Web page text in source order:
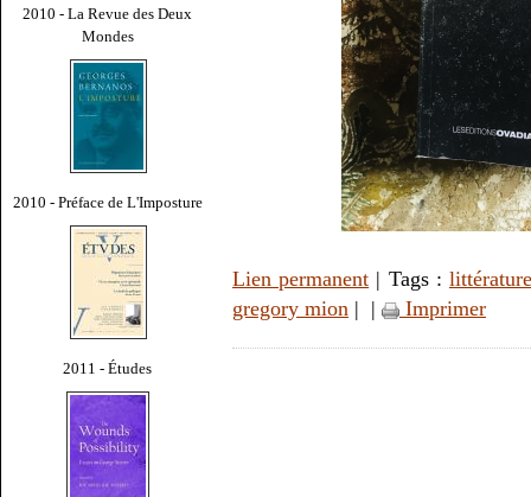
2010 - La Revue des Deux
Mondes
2010 - Préface de L'Imposture
2011 - Études
Lien permanent | Tags : littérature
gregory mion | | Imprimer